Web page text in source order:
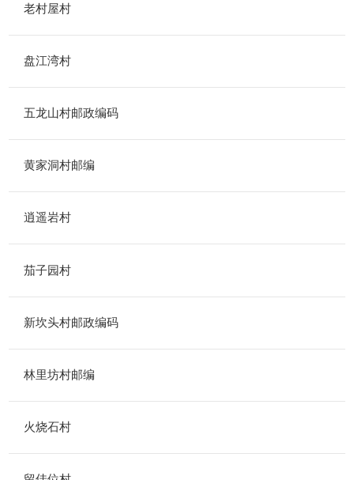
老村屋村
盘江湾村
五龙山村邮政编码
黄家洞村邮编
逍遥岩村
茄子园村
新坎头村邮政编码
林里坊村邮编
火烧石村